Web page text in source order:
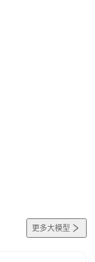
更多大模型